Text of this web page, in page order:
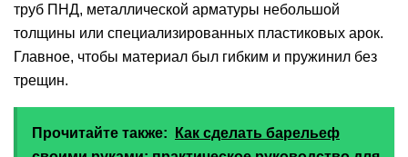
труб ПНД, металлической арматуры небольшой
толщины или специализированных пластиковых арок.
Главное, чтобы материал был гибким и пружинил без
трещин.
Прочитайте также:
Как сделать барельеф